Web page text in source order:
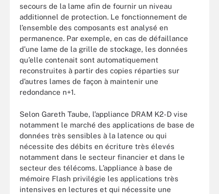
secours de la lame afin de fournir un niveau
additionnel de protection. Le fonctionnement de
l’ensemble des composants est analysé en
permanence. Par exemple, en cas de défaillance
d’une lame de la grille de stockage, les données
qu’elle contenait sont automatiquement
reconstruites à partir des copies réparties sur
d’autres lames de façon à maintenir une
redondance n+1.
Selon Gareth Taube, l’appliance DRAM K2-D vise
notamment le marché des applications de base de
données très sensibles à la latence ou qui
nécessite des débits en écriture très élevés
notamment dans le secteur financier et dans le
secteur des télécoms. L’appliance à base de
mémoire Flash privilégie les applications très
intensives en lectures et qui nécessite une